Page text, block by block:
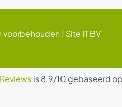
| Site IT BV
is 8.9/10 gebaseerd op